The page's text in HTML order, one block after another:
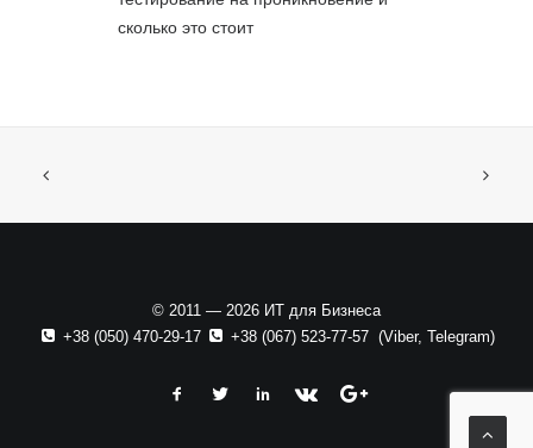
сколько это стоит
© 2011 — 2026 ИТ для Бизнеса
+38 (050) 470-29-17
+38 (067) 523-77-57(Viber, Telegram)